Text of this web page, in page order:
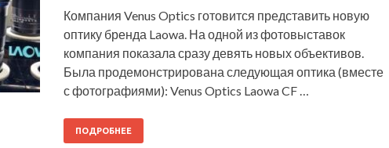
Компания Venus Optics готовится представить новую
оптику бренда Laowa. На одной из фотовыставок
компания показала сразу девять новых объективов.
Была продемонстрирована следующая оптика (вместе
с фотографиями): Venus Optics Laowa CF …
ПОДРОБНЕЕ